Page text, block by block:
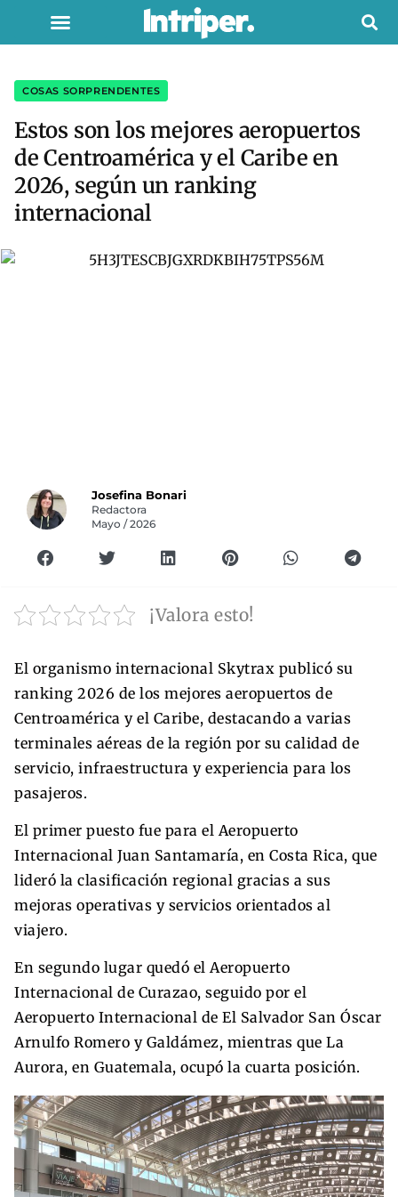
COSAS SORPRENDENTES
Estos son los mejores aeropuertos
de Centroamérica y el Caribe en
2026, según un ranking
internacional
Josefina Bonari
Redactora
Mayo / 2026
¡Valora esto!
El organismo internacional Skytrax publicó su
ranking 2026 de los mejores aeropuertos de
Centroamérica y el Caribe, destacando a varias
terminales aéreas de la región por su calidad de
servicio, infraestructura y experiencia para los
pasajeros.
El primer puesto fue para el Aeropuerto
Internacional Juan Santamaría, en Costa Rica, que
lideró la clasificación regional gracias a sus
mejoras operativas y servicios orientados al
viajero.
En segundo lugar quedó el Aeropuerto
Internacional de Curazao, seguido por el
Aeropuerto Internacional de El Salvador San Óscar
Arnulfo Romero y Galdámez, mientras que La
Aurora, en Guatemala, ocupó la cuarta posición.